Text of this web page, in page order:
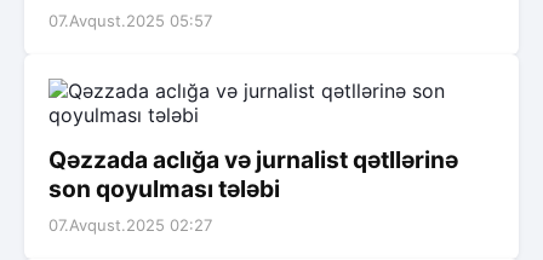
07.Avqust.2025 05:57
Qəzzada aclığa və jurnalist qətllərinə
son qoyulması tələbi
07.Avqust.2025 02:27